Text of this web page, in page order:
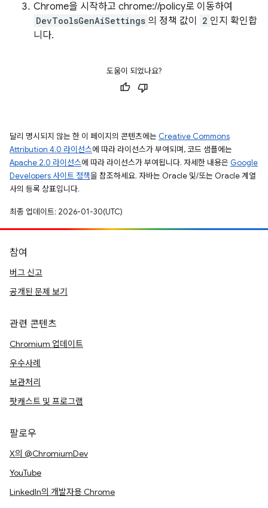
Chrome을 시작하고 chrome://policy로 이동하여
DevToolsGenAiSettings 의 정책 값이 2 인지 확인합
니다.
도움이 되었나요?
달리 명시되지 않는 한 이 페이지의 콘텐츠에는 Creative Commons
Attribution 4.0 라이선스에 따라 라이선스가 부여되며, 코드 샘플에는
Apache 2.0 라이선스에 따라 라이선스가 부여됩니다. 자세한 내용은 Google
Developers 사이트 정책을 참조하세요. 자바는 Oracle 및/또는 Oracle 계열
사의 등록 상표입니다.
최종 업데이트: 2026-01-30(UTC)
참여
버그 신고
공개된 문제 보기
관련 콘텐츠
Chromium 업데이트
우수사례
보관처리
팟캐스트 및 프로그램
팔로우
X의 @ChromiumDev
YouTube
LinkedIn의 개발자용 Chrome